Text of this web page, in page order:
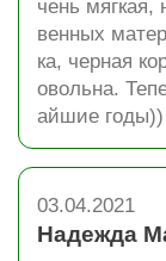
чень мягкая,
венных
ка, черная
овольна.
айшие годы))
03.04.2021
Надежда